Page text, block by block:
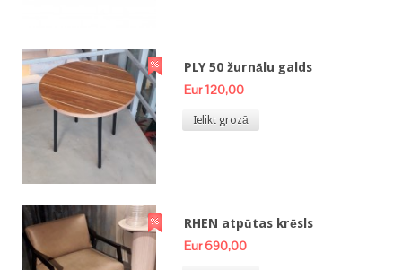
PLY 50 žurnālu galds
Eur 120,00
Ielikt grozā
RHEN atpūtas krēsls
Eur 690,00